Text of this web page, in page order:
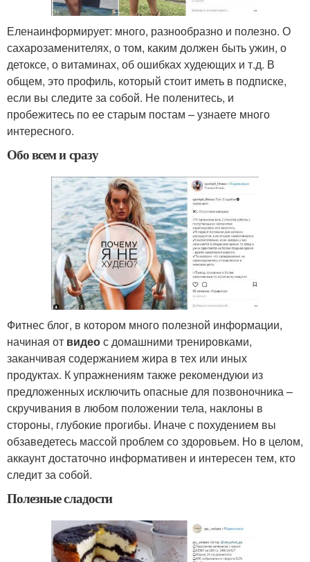
Еленаинформирует: много, разнообразно и полезно. О
сахарозаменителях, о том, каким должен быть ужин, о
детоксе, о витаминах, об ошибках худеющих и т.д. В
общем, это профиль, который стоит иметь в подписке,
если вы следите за собой. Не поленитесь, и
пробежитесь по ее старым постам – узнаете много
интересного.
Обо всем и сразу
Фитнес блог, в котором много полезной информации,
начиная от видеос домашними тренировками,
заканчивая содержанием жира в тех или иных
продуктах. К упражнениям также рекомендуюи из
предложенных исключить опасные для позвоночника –
скручивания в любом положении тела, наклоны в
стороны, глубокие прогибы. Иначе с похудением вы
обзаведетесь массой проблем со здоровьем. Но в целом,
аккаунт достаточно информативен и интересен тем, кто
следит за собой.
Полезные сладости